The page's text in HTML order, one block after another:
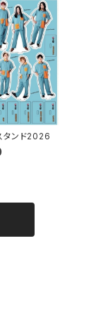
タンド2026